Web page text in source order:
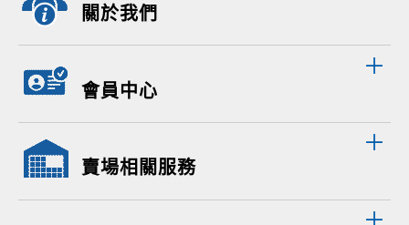
關於我們
會員中心
賣場相關服務